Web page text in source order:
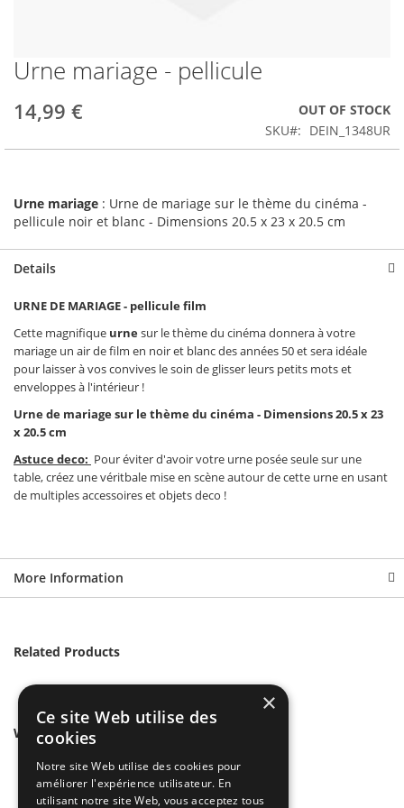
Skip
to
the
beginning
Urne mariage - pellicule
14,99 €
OUT OF STOCK
SKU
DEIN_1348UR
Urne mariage : Urne de mariage sur le thème du cinéma -
pellicule noir et blanc - Dimensions 20.5 x 23 x 20.5 cm
Details
URNE DE MARIAGE - pellicule film
Cette magnifique urnesur le thème du cinéma donnera à votre
mariage un air de film en noir et blanc des années 50 et sera idéale
pour laisser à vos convives le soin de glisser leurs petits mots et
enveloppes à l'intérieur !
Urne de mariage sur le thème du cinéma - Dimensions 20.5 x 23
x 20.5 cm
Astuce deco: Pour éviter d'avoir votre urne posée seule sur une
table, créez une véritbale mise en scène autour de cette urne en usant
de multiples accessoires et objets deco !
More Information
Related Products
We found other products you might like!
×
Ce site Web utilise des
cookies
Notre site Web utilise des cookies pour
améliorer l'expérience utilisateur. En
utilisant notre site Web, vous acceptez tous